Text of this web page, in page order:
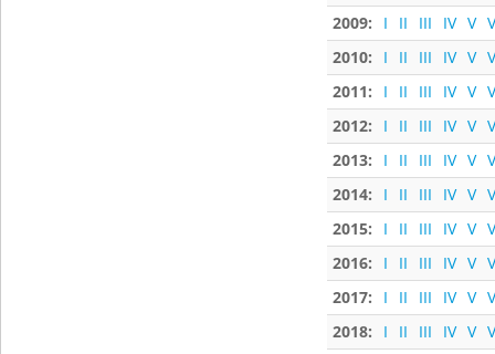
2009:
I II III IV V
2010:
I II III IV V
2011:
I II III IV V
2012:
I II III IV V
2013:
I II III IV V
2014:
I II III IV V
2015:
I II III IV V
2016:
I II III IV V
2017:
I II III IV V
2018:
I II III IV V